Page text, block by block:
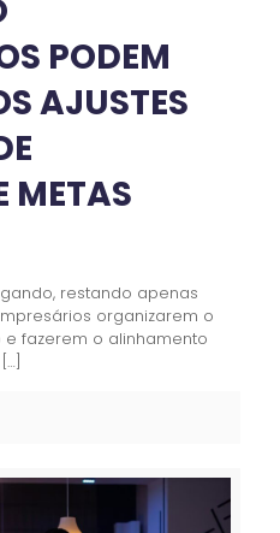
PODEM
AJUSTES
METAS
restando apenas
organizarem o
fazerem o alinhamento
[…]